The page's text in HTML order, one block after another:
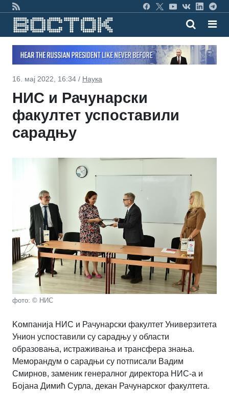
16. мај 2022, 16:34 / Наука
НИС и Рачунарски
факултет успоставили
сарадњу
фото: © НИС
Kомпанија НИС и Рачунарски факултет Универзитета
Унион успоставили су сарадњу у области
образовања, истраживања и трансфера знања.
Меморандум о сарадњи су потписали Вадим
Смирнов, заменик генералног директора НИС-а и
Бојана Димић Сурла, декан Рачунарског факултета.